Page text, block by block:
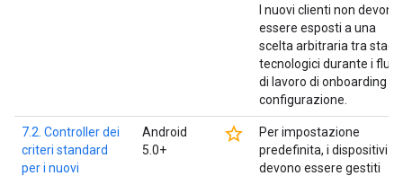
I nuovi clienti non devono
essere esposti a una
scelta arbitraria tra stack
tecnologici durante i
di lavoro di onboarding o
configurazione.
7.2. Controller dei
criteri standard
per i nuovi
Android
5.0+
star_border
Per impostazione
predefinita, i dispositivi
devono essere gestiti